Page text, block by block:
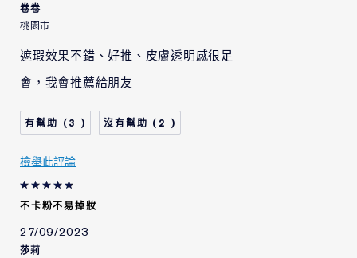
卷卷
桃園市
遮瑕效果不錯、好推、皮膚透明感很足
會，我會推薦給朋友
3 2
檢舉此評論
不卡粉不易掉妝
27/09/2023
莎莉